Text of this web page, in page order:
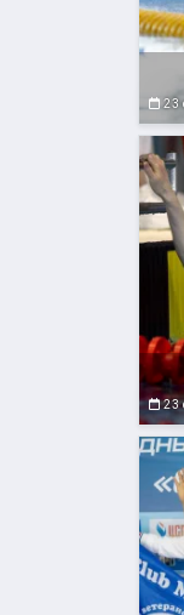
23
23